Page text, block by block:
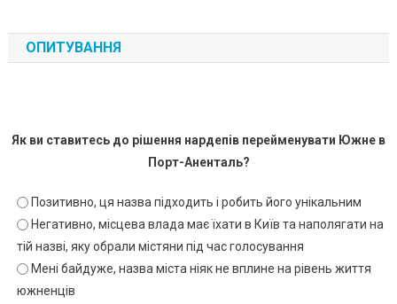
ОПИТУВАННЯ
Як ви ставитесь до рішення нардепів перейменувати Южне в
Порт-Аненталь?
Позитивно, ця назва підходить і робить його унікальним
Негативно, місцева влада має їхати в Київ та наполягати на
тій назві, яку обрали містяни під час голосування
Мені байдуже, назва міста ніяк не вплине на рівень життя
южненців